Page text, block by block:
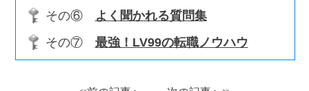
その⑥
よく聞かれる質問集
その⑦ 最強！LV99の転職ノウハウ